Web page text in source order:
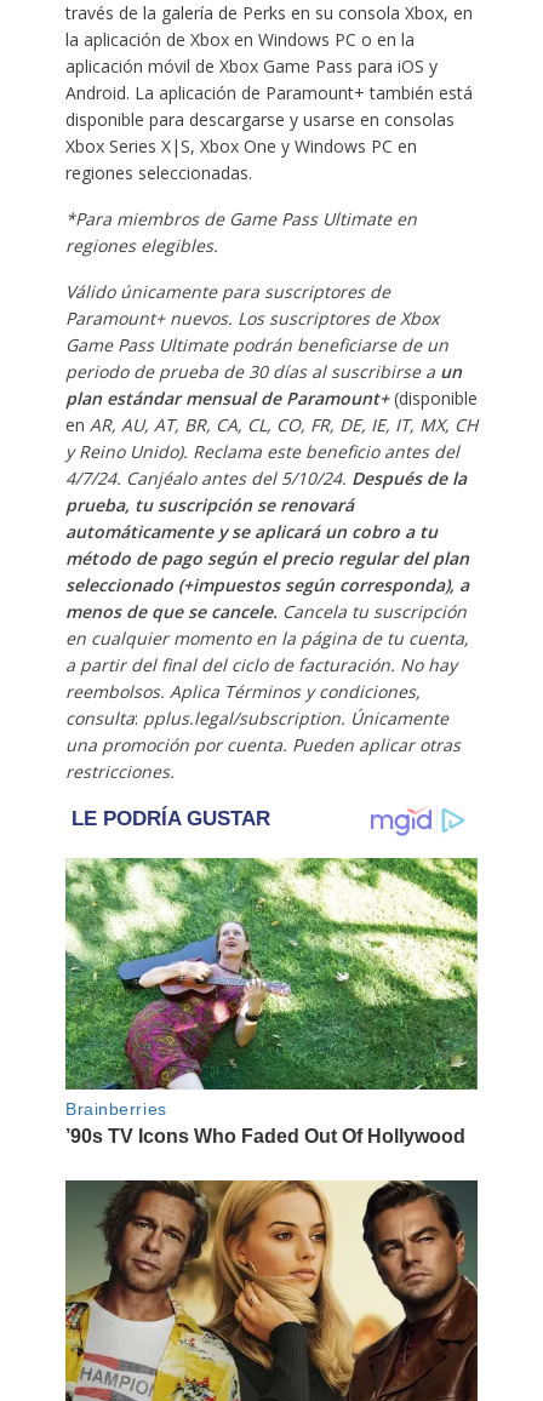
través de la galería de Perks en su consola Xbox, en
la aplicación de Xbox en Windows PC o en la
aplicación móvil de Xbox Game Pass para iOS y
Android. La aplicación de Paramount+ también está
disponible para descargarse y usarse en consolas
Xbox Series X|S, Xbox One y Windows PC en
regiones seleccionadas.
*Para miembros de Game Pass Ultimate en
regiones elegibles.
Válido únicamente para suscriptores de
Paramount+ nuevos. Los suscriptores de Xbox
Game Pass Ultimate podrán beneficiarse de un
periodo de prueba de 30 días al suscribirse a un
plan estándar mensual de Paramount+(disponible
en AR, AU, AT, BR, CA, CL, CO, FR, DE, IE, IT, MX, CH
y Reino Unido). Reclama este beneficio antes del
4/7/24. Canjéalo antes del 5/10/24. Después de la
prueba, tu suscripción se renovará
automáticamente y se aplicará un cobro a tu
método de pago según el precio regular del plan
seleccionado (+impuestos según corresponda), a
menos de que se cancele. Cancela tu suscripción
en cualquier momento en la página de tu cuenta,
a partir del final del ciclo de facturación. No hay
reembolsos. Aplica Términos y condiciones,
consulta: pplus.legal/subscription. Únicamente
una promoción por cuenta. Pueden aplicar otras
restricciones.